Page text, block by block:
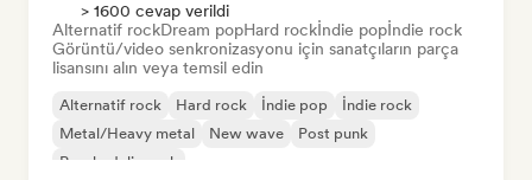
> 1600 cevap verildi
Alternatif rockDream popHard rockİndie popİndie rock
Görüntü/video senkronizasyonu için sanatçıların parça
lisansını alın veya temsil edin
Alternatif rock Hard rock İndie pop
İndie rock
Metal/Heavy metal
New wave
Post punk
Psychedelic rock